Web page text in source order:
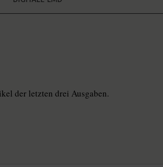
der letzten drei Ausgaben.